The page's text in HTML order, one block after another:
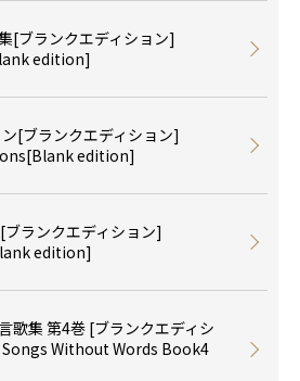
[ブランクエディション]
edition]
[ブランクエディション]
edition]
ランクエディション]
edition]
歌集 第4巻 [ブランクエディシ
Songs Without Words Book4